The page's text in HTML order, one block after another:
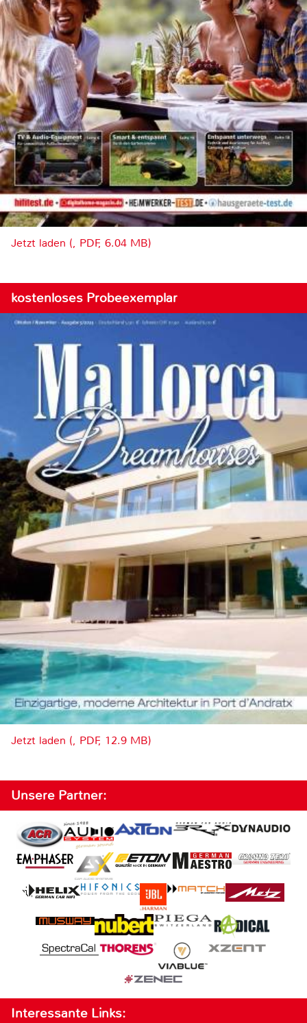
Jetzt laden (, PDF, 6.04 MB)
kostenloses Probeexemplar
Jetzt laden (, PDF, 12.9 MB)
Unsere Partner:
Interessante Links: